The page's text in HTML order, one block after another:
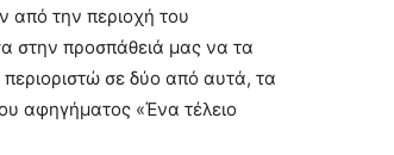
από την περιοχή του
στην προσπάθειά μας να τα
σε δύο από αυτά, τα
αφηγήματος «Ένα τέλειο